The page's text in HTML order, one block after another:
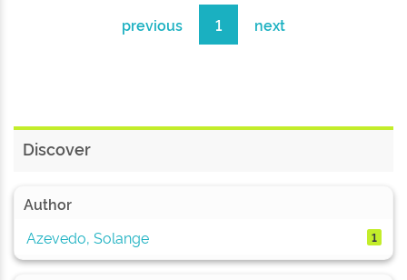
previous 1 next
Discover
Author
Azevedo, Solange
1